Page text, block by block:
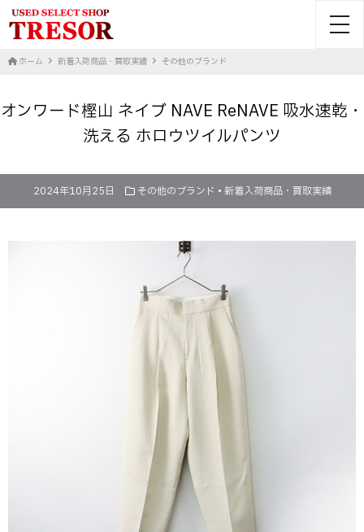
ホーム 新着入荷商品・買取実績 その他のブランド
オンワード樫山 ネイブ NAVE ReNAVE 吸水速乾・
洗える ホロウツイルパンツ
2024年10月25日 その他のブランド • 新着入荷商品・買取実績